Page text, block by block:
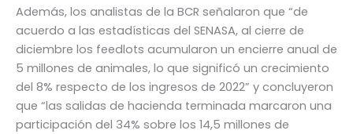
Además, los analistas de la BCR señalaron que “de
acuerdo a las estadísticas del SENASA, al cierre de
diciembre los feedlots acumularon un encierre anual de
5 millones de animales, lo que significó un crecimiento
del 8% respecto de los ingresos de 2022” y concluyeron
que “las salidas de hacienda terminada marcaron una
participación del 34% sobre los 14,5 millones de